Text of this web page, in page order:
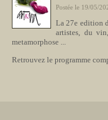
Postée le 19/05/
La 27e edition
artistes, du
metamorphose ...
Retrouvez le programme